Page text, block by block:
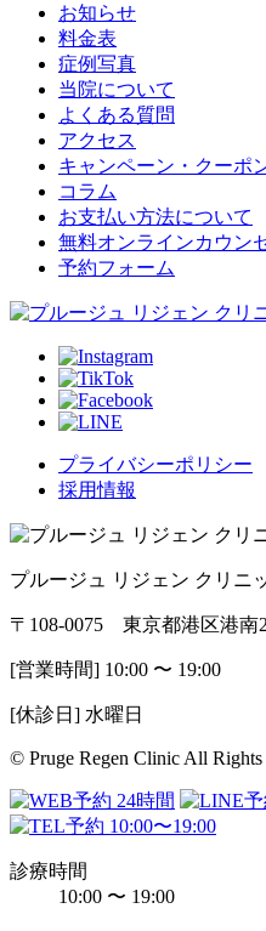
お知らせ
料金表
症例写真
当院について
よくある質問
アクセス
キャンペーン・クーポ
コラム
お支払い方法について
無料オンラインカウン
予約フォーム
プライバシーポリシー
採用情報
プルージュ リジェン クリニ
〒108-0075 東京都港区港
[営業時間] 10:00 〜 19:00
[休診日] 水曜日
© Pruge Regen Clinic All Rights
診療時間
10:00 〜 19:00